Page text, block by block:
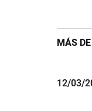
MÁS DE
12/03/